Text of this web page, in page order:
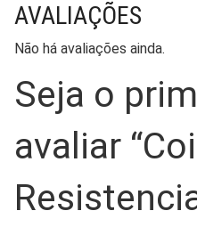
AVALIAÇÕES
Não há avaliações ainda.
Seja o
avaliar